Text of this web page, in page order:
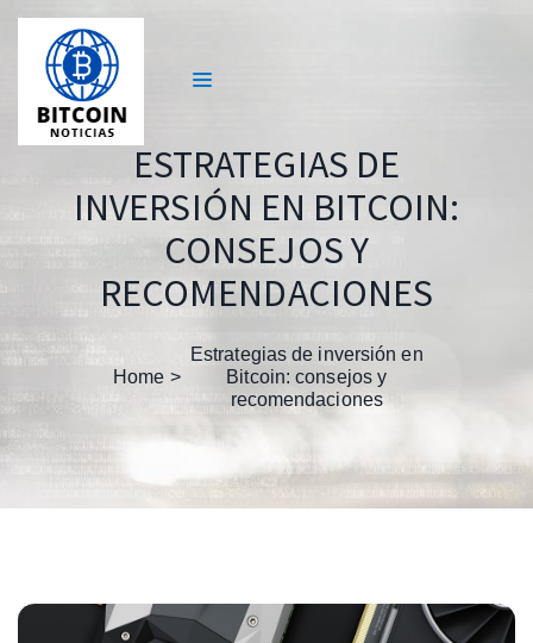
ESTRATEGIAS DE
INVERSIÓN EN BITCOIN:
CONSEJOS Y
RECOMENDACIONES
Home
Estrategias de inversión en
Bitcoin: consejos y
recomendaciones